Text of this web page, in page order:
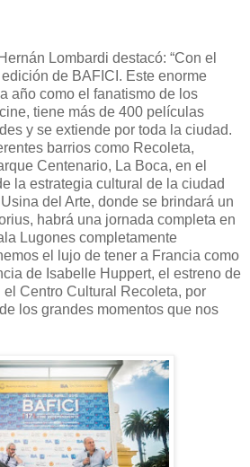
Lombardi destacó: “Con el
de BAFICI. Este enorme
año como el fanatismo de los
tiene más de 400 películas
y se extiende por toda la ciudad.
barrios como Recoleta,
Centenario, La Boca, en el
la estrategia cultural de la ciudad
del Arte, donde se brindará un
habrá una jornada completa en
Lugones completamente
el lujo de tener a Francia como
de Isabelle Huppert, el estreno de
Centro Cultural Recoleta, por
los grandes momentos que nos